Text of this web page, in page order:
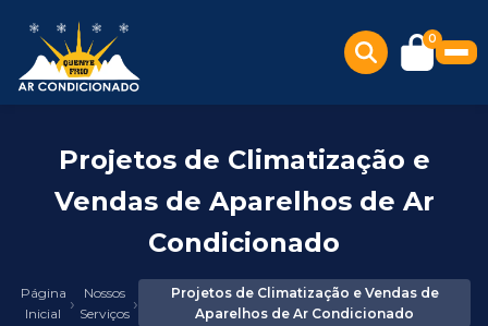
0
Projetos de Climatização e
Vendas de Aparelhos de Ar
Condicionado
Página
Inicial
›
Nossos
Serviços ›
Projetos de Climatização e Vendas de
Aparelhos de Ar Condicionado